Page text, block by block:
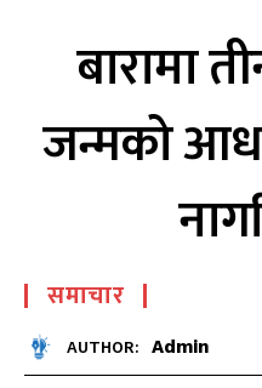
बारामा
जन्मको
समाचार
AUTHOR: Admin